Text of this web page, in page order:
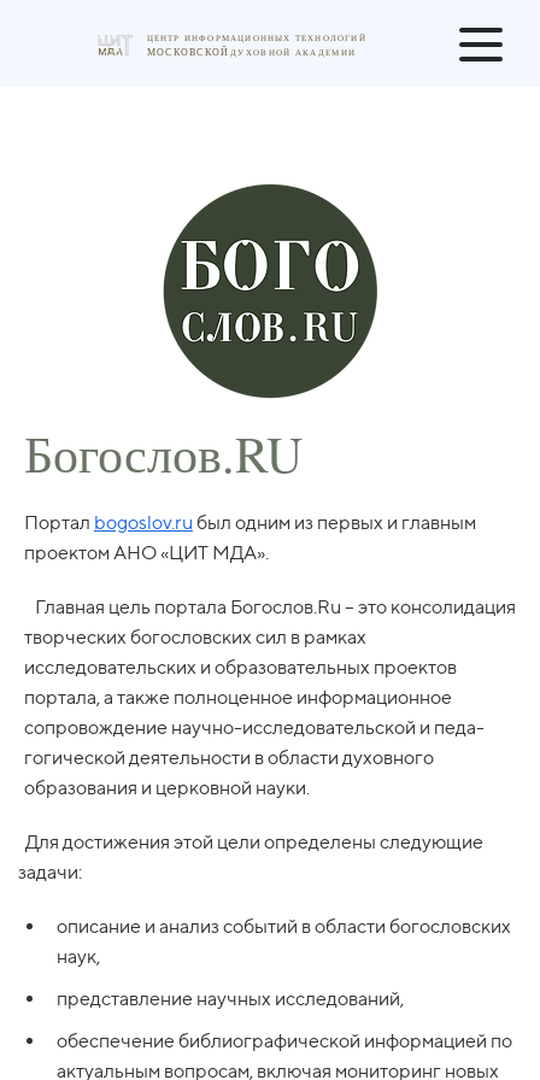
Богослов.RU
Портал bogoslov.ru был одним из первых и главным
проектом АНО «ЦИТ МДА».
Главная цель портала Богослов.Ru – это консолидация
творческих богословских сил в рамках
исследовательских и образовательных проектов
портала, а также полноценное информационное
сопровождение научно-исследовательской и педа-
гогической деятельности в области духовного
образования и церковной науки.
Для достижения этой цели определены следующие
задачи:
описание и анализ событий в области богословских
наук,
представление научных исследований,
обеспечение библиографической информацией по
актуальным вопросам, включая мониторинг новых